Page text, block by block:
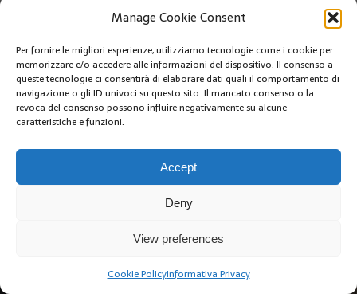
Manage Cookie Consent
Per fornire le migliori esperienze, utilizziamo tecnologie come i cookie per
memorizzare e/o accedere alle informazioni del dispositivo. Il consenso a
queste tecnologie ci consentirà di elaborare dati quali il comportamento di
navigazione o gli ID univoci su questo sito. Il mancato consenso o la
revoca del consenso possono influire negativamente su alcune
caratteristiche e funzioni.
Accept
Deny
View preferences
Cookie PolicyInformativa Privacy
SUIVANT